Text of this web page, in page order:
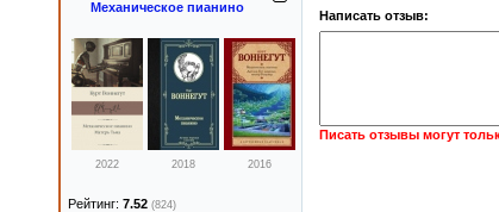
Написать отзыв:
Писать отзывы могут
Механическое пианино
2022 2018 2016
Рейтинг: 7.52 (824)